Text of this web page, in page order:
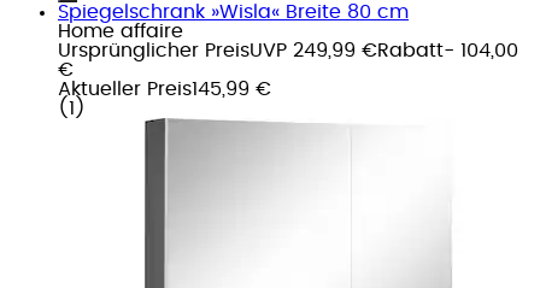
Spiegelschrank »Wisla« Breite 80 cm
Home affaire
Ursprünglicher PreisUVP 249,99 €Rabatt- 104,00
€
Aktueller Preis145,99 €
( 1 )